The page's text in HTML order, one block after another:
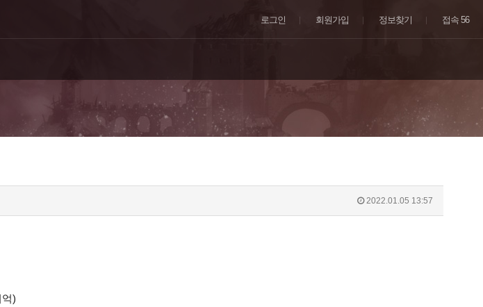
로그인 회원가입 정보찾기 접속 56
2022.01.05 13:57
)